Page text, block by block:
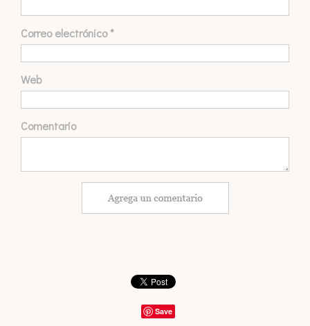
Correo electrónico*
Web
Comentario
Save